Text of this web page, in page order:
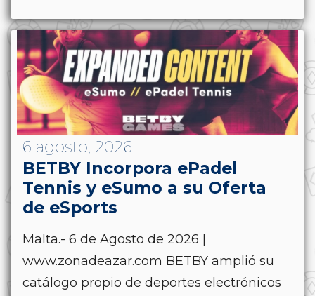
6 agosto, 2026
BETBY Incorpora ePadel
Tennis y eSumo a su Oferta
de eSports
Malta.- 6 de Agosto de 2026 |
www.zonadeazar.com BETBY amplió su
catálogo propio de deportes electrónicos